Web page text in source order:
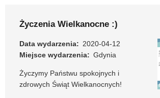
Życzenia Wielkanocne :)
Data wydarzenia
2020-04-12
Miejsce wydarzenia
Gdynia
Życzymy Państwu spokojnych i
zdrowych Świąt Wielkanocnych!